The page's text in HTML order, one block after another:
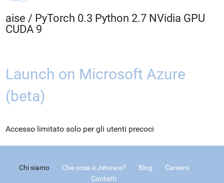
aise / PyTorch 0.3 Python 2.7 NVidia GPU
CUDA 9
Launch on Microsoft Azure
(beta)
Accesso limitato solo per gli utenti precoci
Chi siamo Che cosa è Jetware? Blog
Careers
Contatti